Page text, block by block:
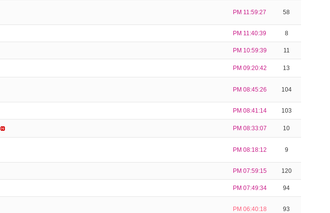
PM 11:59:27 58
PM 11:40:39 8
PM 10:59:39 11
PM 09:20:42 13
PM 08:45:26 104
PM 08:41:14 103
PM 08:33:07 10
PM 08:18:12 9
PM 07:59:15 120
PM 07:49:34 94
PM 06:40:18 93